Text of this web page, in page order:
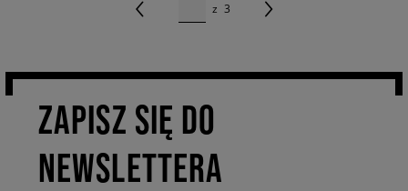
z 3
ZAPISZ SIĘ DO
NEWSLETTERA